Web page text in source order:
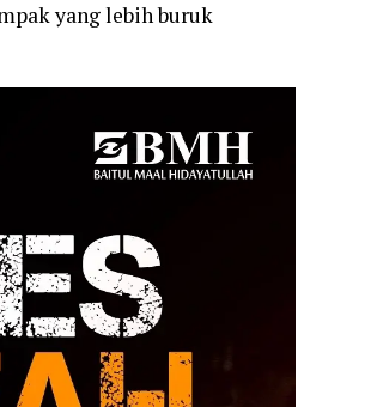
yang lebih buruk